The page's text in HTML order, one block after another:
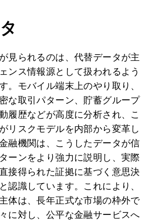
見られるのは、代替データが主
ンス情報源として扱われるよう
。モバイル端末上のやり取り、
な取引パターン、貯蓄グループ
履歴などが高度に分析され、こ
リスクモデルを内部から変革し
融機関は、こうしたデータが信
ーンをより強力に説明し、実際
接得られた証拠に基づく意思決
認識しています。これにより、
体は、長年正式な市場の枠外で
に対し、公平な金融サービスへ